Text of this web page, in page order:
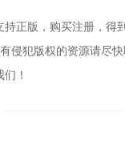
正版，购买注册，得
侵犯版权的资源请尽
！